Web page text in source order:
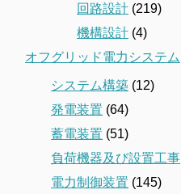
回路設計 (219)
機構設計 (4)
オフグリッド電力システム
システム構築 (12)
発電装置 (64)
蓄電装置 (51)
負荷機器及び設置工事
電力制御装置 (145)